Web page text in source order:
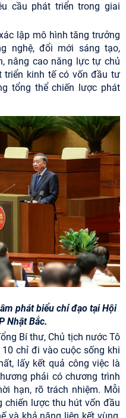
cầu phát triển trong giai
lập mô hình tăng trưởng
nghệ, đổi mới sáng tạo,
nâng cao năng lực tự chủ
triển kinh tế có vốn đầu tư
tổng thể chiến lược phát
phát biểu chỉ đạo tại Hội
Nhật Bắc.
Bí thư, Chủ tịch nước Tô
chỉ đi vào cuộc sống khi
lấy kết quả công việc là
phải có chương trình
hạn, rõ trách nhiệm. Mỗi
chiến lược thu hút vốn đầu
và khả năng liên kết vùng,